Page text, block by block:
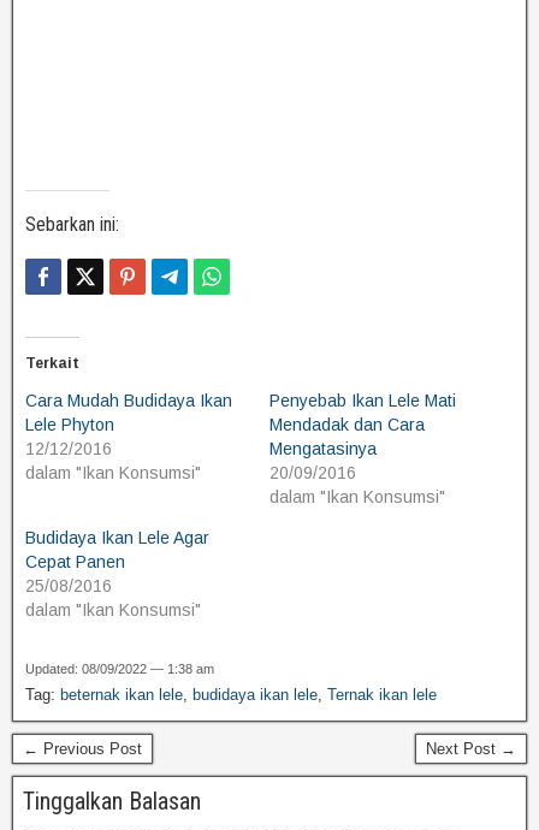
Sebarkan ini:
Terkait
Cara Mudah Budidaya Ikan
Lele Phyton
12/12/2016
dalam "Ikan Konsumsi"
Penyebab Ikan Lele Mati
Mendadak dan Cara
Mengatasinya
20/09/2016
dalam "Ikan Konsumsi"
Budidaya Ikan Lele Agar
Cepat Panen
25/08/2016
dalam "Ikan Konsumsi"
Updated: 08/09/2022 — 1:38 am
Tag: beternak ikan lele, budidaya ikan lele, Ternak ikan lele
← Previous Post Next Post →
Tinggalkan Balasan